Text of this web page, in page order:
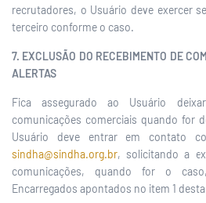
recrutadores, o Usuário deve exercer
terceiro conforme o caso.
7. EXCLUSÃO DO RECEBIMENTO DE
ALERTAS
Fica assegurado ao Usuário
comunicações comerciais quando for
Usuário deve entrar em contato
sindha@sindha.org.br, solicitando a
comunicações, quando for o
Encarregados apontados no item 1